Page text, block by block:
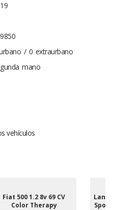
/ 0 extraurbano
mano
vehículos
Fiat 500 1.2 8v 69 CV
Color Therapy
Land
Sport